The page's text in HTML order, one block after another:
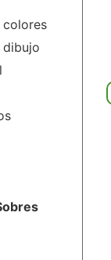
colores
dibujo